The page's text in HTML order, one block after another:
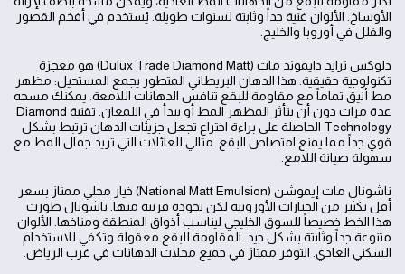
الأوساخ. الألوان غنية جداً وثابتة لسنوات طويلة. يُستخدم في أفخم القصور
والفلل في أوروبا والخليج.
دلوكس ترايد دايموند مات (Dulux Trade Diamond Matt) هو معجزة
تكنولوجية حقيقية. هذا الدهان البريطاني المتطور يجمع المستحيل: مظهر
مط أنيق تماماً مع مقاومة للبقع تنافس الدهانات اللامعة. يمكنك مسحه
عدة مرات دون أن يتأثر المظهر المط أو يبدأ في اللمعان. تقنية Diamond
Technology الحاصلة على براءة اختراع تجعل جزيئات الدهان ترتبط بشكل
قوي جداً مما يمنع امتصاص البقع. مثالي للعائلات التي تريد جمال المط مع
سهولة صيانة اللامع.
ناشونال مات إيموشن (National Matt Emulsion) خيار محلي ممتاز بسعر
أقل بكثير من الخيارات الأوروبية لكن بجودة قريبة منها. ناشونال طورت
هذا الخط خصيصاً للسوق الخليجي ليناسب أذواق المنطقة ومناخها. الألوان
متنوعة جداً وثابتة بشكل جيد. المقاومة للبقع معقولة وتكفي للاستخدام
السكني العادي. التوفر ممتاز في جميع محلات الدهانات في غرب الرياض.